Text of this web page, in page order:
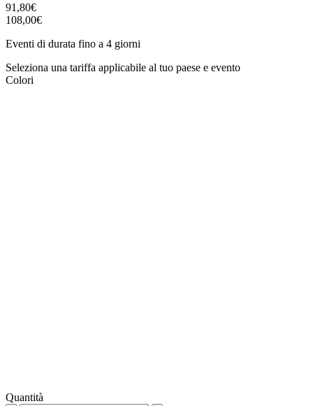
91,80€
108,00€
Eventi di durata fino a 4 giorni
Seleziona una tariffa applicabile al tuo paese e evento
Colori
Quantità